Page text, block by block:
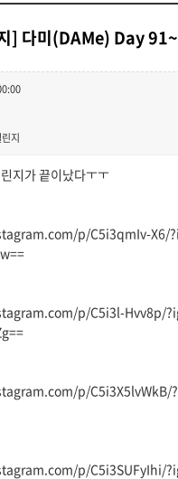
] 다미(DAMe) Day
지
지가 끝이났다ㅜㅜ
p/C5i3qmIv-X6/
p/C5i3l-Hvv8p/
p/C5i3X5lvWkB/
p/C5i3SUFyIhi/